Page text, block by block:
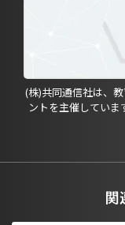
(株)共同通信社は、
ントを主催してい
関